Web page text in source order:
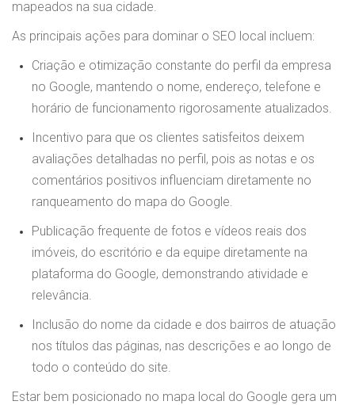
mapeados na sua cidade.
As principais ações para dominar o SEO local incluem:
Criação e otimização constante do perfil da empresa
no Google, mantendo o nome, endereço, telefone e
horário de funcionamento rigorosamente atualizados.
Incentivo para que os clientes satisfeitos deixem
avaliações detalhadas no perfil, pois as notas e os
comentários positivos influenciam diretamente no
ranqueamento do mapa do Google.
Publicação frequente de fotos e vídeos reais dos
imóveis, do escritório e da equipe diretamente na
plataforma do Google, demonstrando atividade e
relevância.
Inclusão do nome da cidade e dos bairros de atuação
nos títulos das páginas, nas descrições e ao longo de
todo o conteúdo do site.
Estar bem posicionado no mapa local do Google gera um